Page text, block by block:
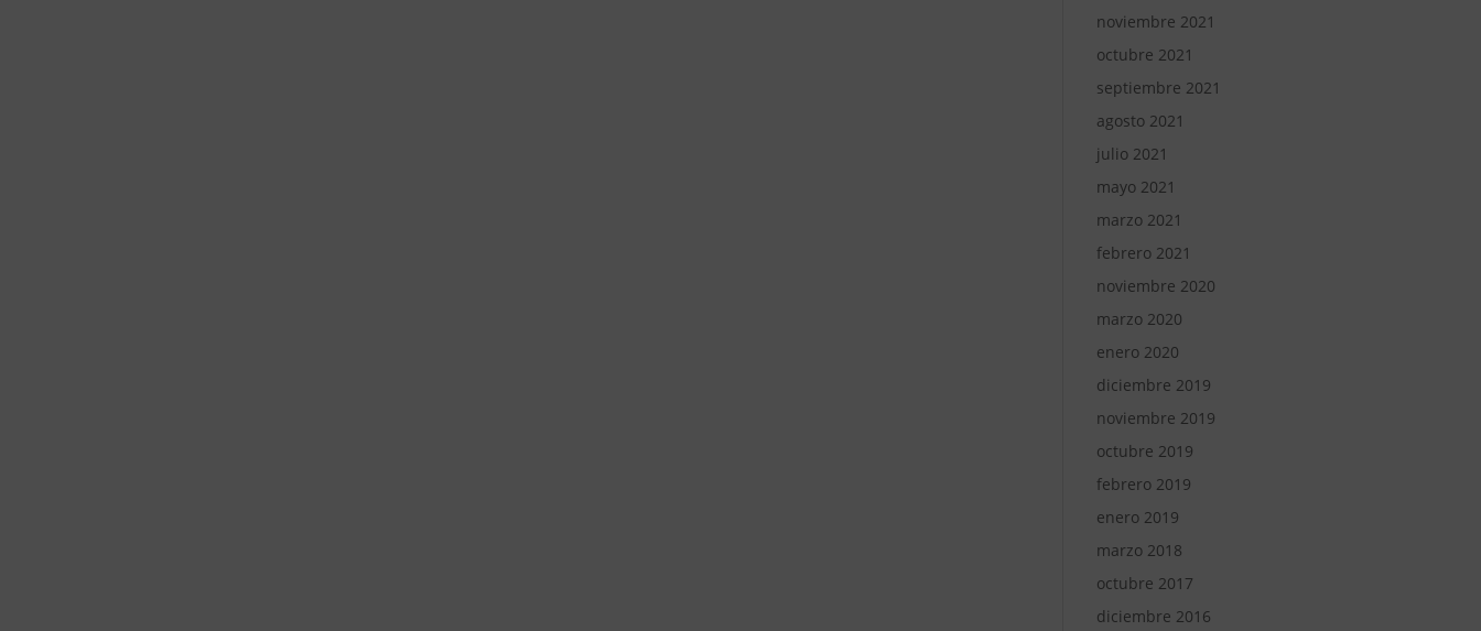
noviembre 2021
octubre 2021
septiembre 2021
agosto 2021
julio 2021
mayo 2021
marzo 2021
febrero 2021
noviembre 2020
marzo 2020
enero 2020
diciembre 2019
noviembre 2019
octubre 2019
febrero 2019
enero 2019
marzo 2018
octubre 2017
diciembre 2016